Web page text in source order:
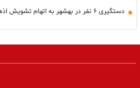
دستگیری ۶ نفر در بهشهر به اتهام تشویش اذهان عمومی